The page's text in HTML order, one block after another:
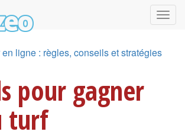
en ligne : règles, conseils et stratégies
pour gagner
turf